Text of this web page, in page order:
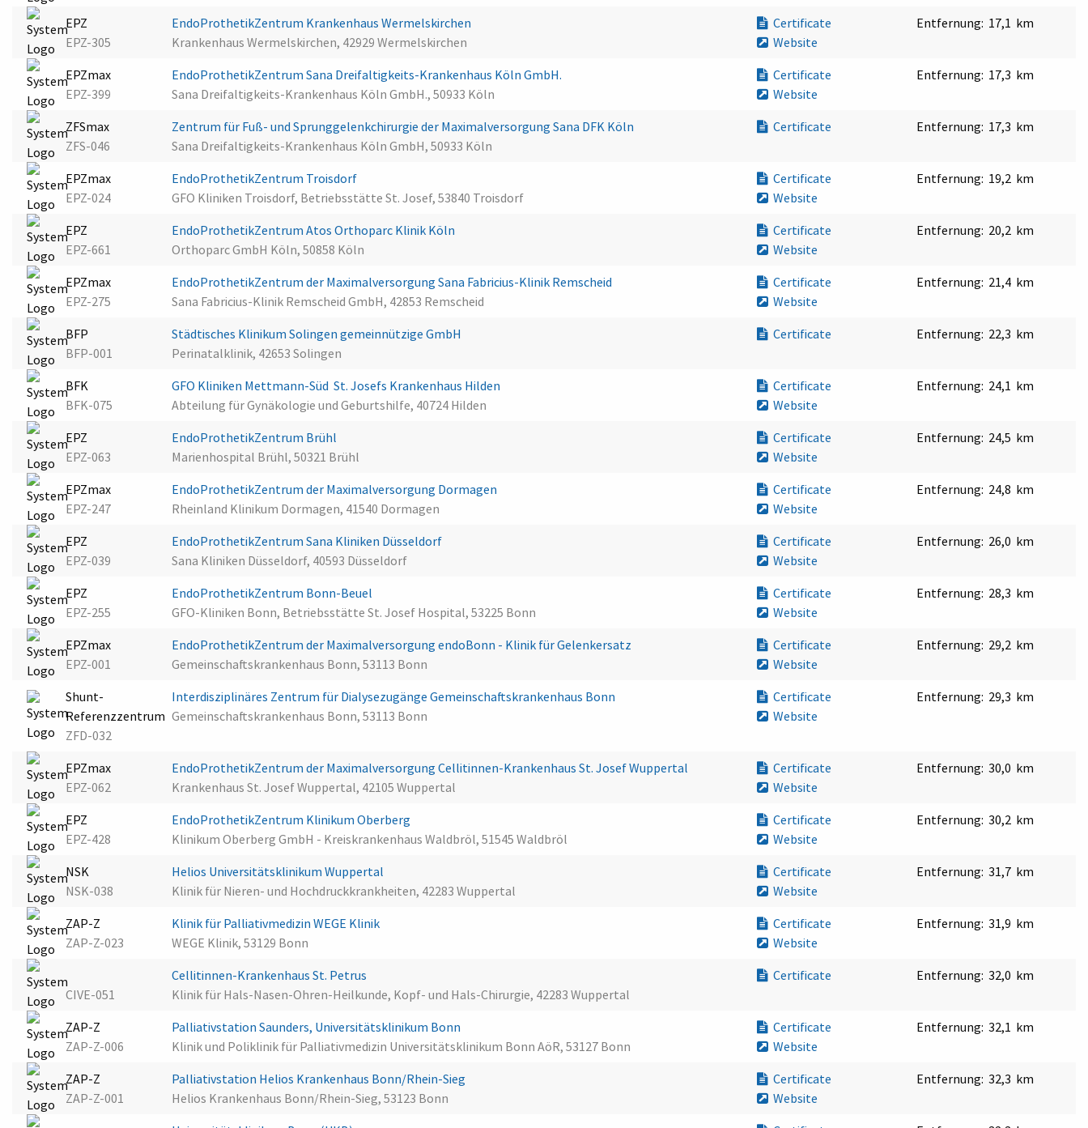
EPZ
EPZ-305
EndoProthetikZentrum Krankenhaus Wermelskirchen
Krankenhaus Wermelskirchen, 42929 Wermelskirchen
Certificate
Website
Entfernung: 17,1 km
EPZmax
EPZ-399
EndoProthetikZentrum Sana Dreifaltigkeits-Krankenhaus Köln GmbH.
Sana Dreifaltigkeits-Krankenhaus Köln GmbH., 50933 Köln
Certificate
Website
Entfernung: 17,3 km
ZFSmax
ZFS-046
Zentrum für Fuß- und Sprunggelenkchirurgie der Maximalversorgung Sana DFK Köln
Sana Dreifaltigkeits-Krankenhaus Köln GmbH, 50933 Köln
Certificate Entfernung: 17,3 km
EPZmax
EPZ-024
EndoProthetikZentrum Troisdorf
GFO Kliniken Troisdorf, Betriebsstätte St. Josef, 53840 Troisdorf
Certificate
Website
Entfernung: 19,2 km
EPZ
EPZ-661
EndoProthetikZentrum Atos Orthoparc Klinik Köln
Orthoparc GmbH Köln, 50858 Köln
Certificate
Website
Entfernung: 20,2 km
EPZmax
EPZ-275
EndoProthetikZentrum der Maximalversorgung Sana Fabricius-Klinik Remscheid
Sana Fabricius-Klinik Remscheid GmbH, 42853 Remscheid
Certificate
Website
Entfernung: 21,4 km
BFP
BFP-001
Städtisches Klinikum Solingen gemeinnützige GmbH
Perinatalklinik, 42653 Solingen
Certificate Entfernung: 22,3 km
BFK
BFK-075
GFO Kliniken Mettmann-Süd  St. Josefs Krankenhaus Hilden
Abteilung für Gynäkologie und Geburtshilfe, 40724 Hilden
Certificate
Website
Entfernung: 24,1 km
EPZ
EPZ-063
EndoProthetikZentrum Brühl
Marienhospital Brühl, 50321 Brühl
Certificate
Website
Entfernung: 24,5 km
EPZmax
EPZ-247
EndoProthetikZentrum der Maximalversorgung Dormagen
Rheinland Klinikum Dormagen, 41540 Dormagen
Certificate
Website
Entfernung: 24,8 km
EPZ
EPZ-039
EndoProthetikZentrum Sana Kliniken Düsseldorf
Sana Kliniken Düsseldorf, 40593 Düsseldorf
Certificate
Website
Entfernung: 26,0 km
EPZ
EPZ-255
EndoProthetikZentrum Bonn-Beuel
GFO-Kliniken Bonn, Betriebsstätte St. Josef Hospital, 53225 Bonn
Certificate
Website
Entfernung: 28,3 km
EPZmax
EPZ-001
EndoProthetikZentrum der Maximalversorgung endoBonn - Klinik für Gelenkersatz
Gemeinschaftskrankenhaus Bonn, 53113 Bonn
Certificate
Website
Entfernung: 29,2 km
Shunt-
Referenzzentrum
ZFD-032
Interdisziplinäres Zentrum für Dialysezugänge Gemeinschaftskrankenhaus Bonn
Gemeinschaftskrankenhaus Bonn, 53113 Bonn
Certificate
Website
Entfernung: 29,3 km
EPZmax
EPZ-062
EndoProthetikZentrum der Maximalversorgung Cellitinnen-Krankenhaus St. Josef Wuppertal
Krankenhaus St. Josef Wuppertal, 42105 Wuppertal
Certificate
Website
Entfernung: 30,0 km
EPZ
EPZ-428
EndoProthetikZentrum Klinikum Oberberg
Klinikum Oberberg GmbH - Kreiskrankenhaus Waldbröl, 51545 Waldbröl
Certificate
Website
Entfernung: 30,2 km
NSK
NSK-038
Helios Universitätsklinikum Wuppertal
Klinik für Nieren- und Hochdruckkrankheiten, 42283 Wuppertal
Certificate
Website
Entfernung: 31,7 km
ZAP-Z
ZAP-Z-023
Klinik für Palliativmedizin WEGE Klinik
WEGE Klinik, 53129 Bonn
Certificate
Website
Entfernung: 31,9 km
CIVE-051
Cellitinnen-Krankenhaus St. Petrus
Klinik für Hals-Nasen-Ohren-Heilkunde, Kopf- und Hals-Chirurgie, 42283 Wuppertal
Certificate Entfernung: 32,0 km
ZAP-Z
ZAP-Z-006
Palliativstation Saunders, Universitätsklinikum Bonn
Klinik und Poliklinik für Palliativmedizin Universitätsklinikum Bonn AöR, 53127 Bonn
Certificate
Website
Entfernung: 32,1 km
ZAP-Z
ZAP-Z-001
Palliativstation Helios Krankenhaus Bonn/Rhein-Sieg
Helios Krankenhaus Bonn/Rhein-Sieg, 53123 Bonn
Certificate
Website
Entfernung: 32,3 km